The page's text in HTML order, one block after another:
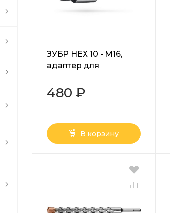
ЗУБР HEX 10 - М16,
адаптер для
Профессионал
480 ₽
В корзину